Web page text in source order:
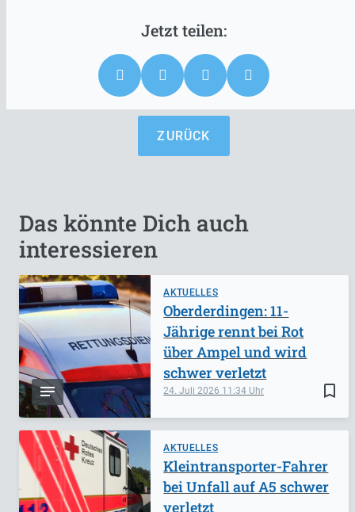
ZURÜCK
Das könnte Dich auch
interessieren
AKTUELLES
bookmark_border
24. Juli 2026 11:34
Oberderdingen: 11-
Jährige rennt bei Rot
über Ampel und wird
schwer verletzt
AKTUELLES
Kleintransporter-Fahrer
bei Unfall auf A5 schwer
verletzt